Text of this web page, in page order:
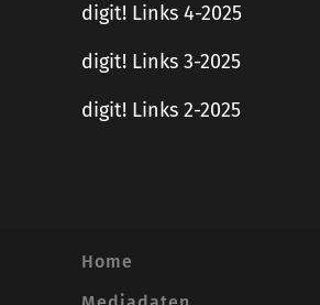
digit! Links 4-2025
digit! Links 3-2025
digit! Links 2-2025
Home